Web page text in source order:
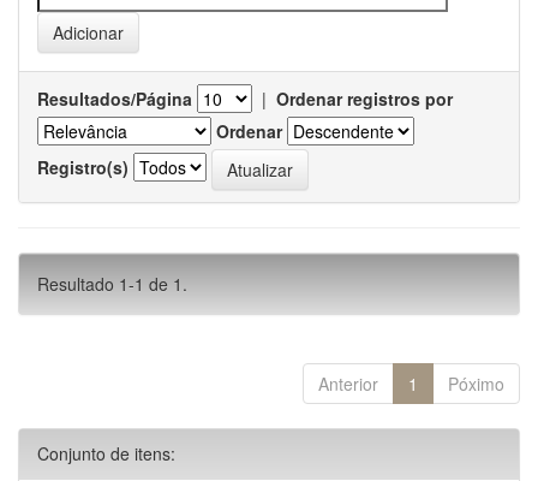
Resultados/Página | Ordenar registros por
Ordenar
Registro(s)
Resultado 1-1 de 1.
Anterior 1 Póximo
Conjunto de itens: